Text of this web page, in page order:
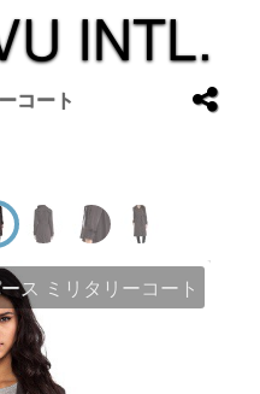
INTL.
コート
ス ミリタリーコート